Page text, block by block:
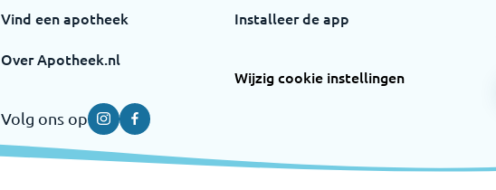
Vind een apotheek
Over Apotheek.nl
Installeer de app
Wijzig cookie instellingen
Volg ons op InstagramFacebook